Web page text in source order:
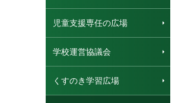
児童支援専任の広場
学校運営協議会
くすのき学習広場